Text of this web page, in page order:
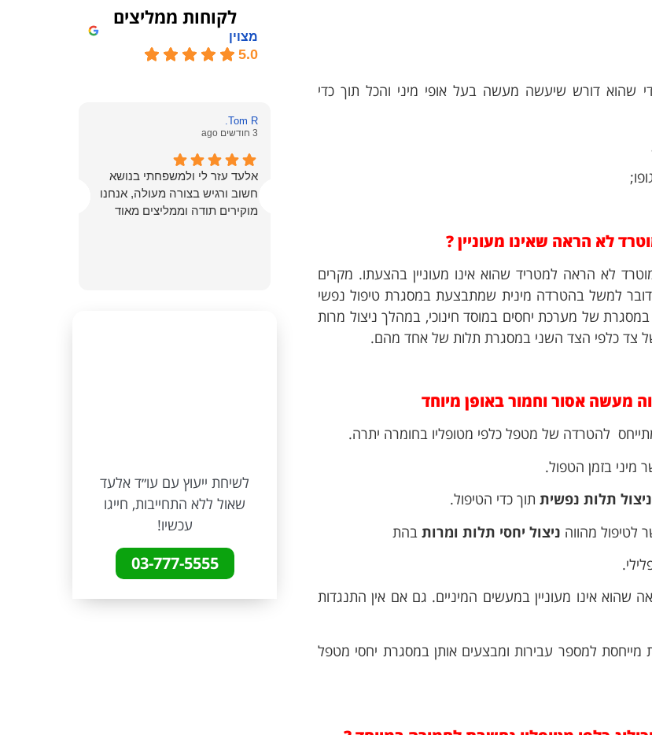
שהוא דורש שיעשה מעשה בעל אופי מיני והכל תוך כדי
לא הראה שאינו מעוניין?
לא הראה למטריד שהוא אינו מעוניין בהצעתו. מקרים
למשל בהטרדה מינית שמתבצעת במסגרת טיפול נפשי
במסגרת של מערכת יחסים במוסד חינוכי, במהלך ניצול מרות
של צד כלפי הצד השני במסגרת תלות של אחד מהם.
מעשה אסור וחמור באופן מיוחד
להטרדה של מטפל כלפי מטופליו בחומרה יתרה.
מיני בזמן הטפול.
ניצול תלות נפשית תוך כדי הטיפול.
לטיפול מהווה ניצול יחסי תלות ומרות בהת
אינו מעוניין במעשים המיניים. גם אם אין התנגדות
למספר עבירות ומבצעים אותן במסגרת יחסי מטפל
לקוחות ממליצים
מצוין
5.0
Tom R.
3 חודשים ago
אלעד עזר לי ולמשפחתי בנושא
חשוב ורגיש בצורה מעולה, אנחנו
מוקירים תודה וממליצים מאוד
לשיחת ייעוץ עם עו״ד אלעד
שאול ללא התחייבות, חייגו
עכשיו!
03-777-5555